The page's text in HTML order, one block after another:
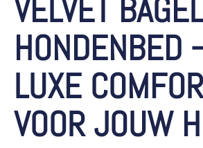
VELVET BAGEL
HONDENBED
LUXE
VOOR JOUW